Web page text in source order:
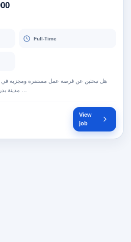
10,000
Full-Time
هل تبحثين عن فرصة عمل مستقرة ومجزية في
View
job